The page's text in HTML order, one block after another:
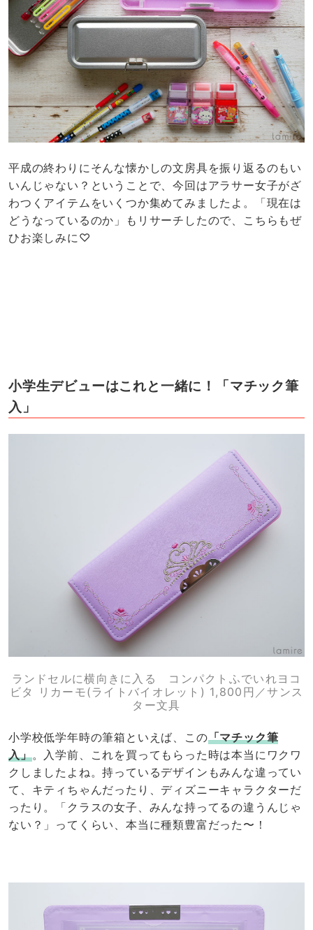
平成の終わりにそんな懐かしの文房具を振り返るのもい
いんじゃない？ということで、今回はアラサー女子がざ
わつくアイテムをいくつか集めてみましたよ。「現在は
どうなっているのか」もリサーチしたので、こちらもぜ
ひお楽しみに♡
小学生デビューはこれと一緒に！「マチック筆
入」
ランドセルに横向きに入る コンパクトふでいれヨコ
ビタ リカーモ(ライトバイオレット) 1,800円／サンス
ター文具
小学校低学年時の筆箱といえば、この「マチック筆
入」。入学前、これを買ってもらった時は本当にワクワ
クしましたよね。持っているデザインもみんな違ってい
て、キティちゃんだったり、ディズニーキャラクターだ
ったり。「クラスの女子、みんな持ってるの違うんじゃ
ない？」ってくらい、本当に種類豊富だった〜！